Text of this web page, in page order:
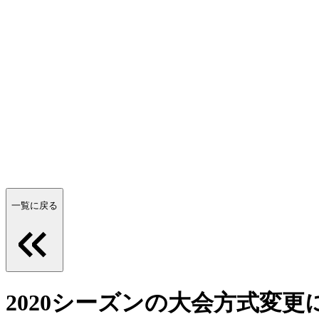
一覧に戻る
2020シーズンの大会方式変更